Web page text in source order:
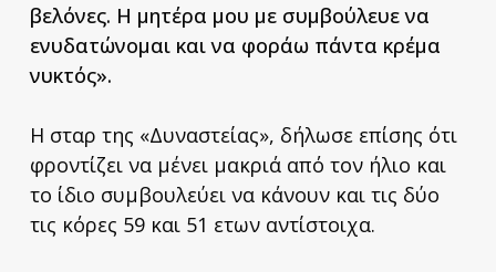
βελόνες. Η μητέρα μου με συμβούλευε να
ενυδατώνομαι και να φοράω πάντα κρέμα
νυκτός».
Η σταρ της «Δυναστείας», δήλωσε επίσης ότι
φροντίζει να μένει μακριά από τον ήλιο και
το ίδιο συμβουλεύει να κάνουν και τις δύο
τις κόρες 59 και 51 ετων αντίστοιχα.